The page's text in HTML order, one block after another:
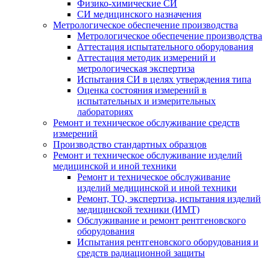
Физико-химические СИ
СИ медицинского назначения
Метрологическое обеспечение производства
Метрологическое обеспечение производства
Аттестация испытательного оборудования
Аттестация методик измерений и
метрологическая экспертиза
Испытания СИ в целях утверждения типа
Оценка состояния измерений в
испытательных и измерительных
лабораториях
Ремонт и техническое обслуживание средств
измерений
Производство стандартных образцов
Ремонт и техническое обслуживание изделий
медицинской и иной техники
Ремонт и техническое обслуживание
изделий медицинской и иной техники
Ремонт, ТО, экспертиза, испытания изделий
медицинской техники (ИМТ)
Обслуживание и ремонт рентгеновского
оборудования
Испытания рентгеновского оборудования и
средств радиационной защиты